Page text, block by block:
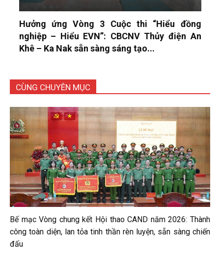
Hưởng ứng Vòng 3 Cuộc thi “Hiểu đồng
nghiệp – Hiểu EVN”: CBCNV Thủy điện An
Khê – Ka Nak sẵn sàng sáng tạo...
CÙNG CHUYÊN MỤC
Bế mạc Vòng chung kết Hội thao CAND năm 2026: Thành
công toàn diện, lan tỏa tinh thần rèn luyện, sẵn sàng chiến
đấu